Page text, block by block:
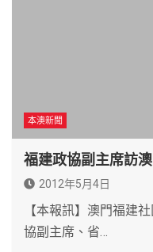
本澳新聞
福建政協副主席訪
2012年5月4日
【本報訊】澳門福建
協副主席、省…